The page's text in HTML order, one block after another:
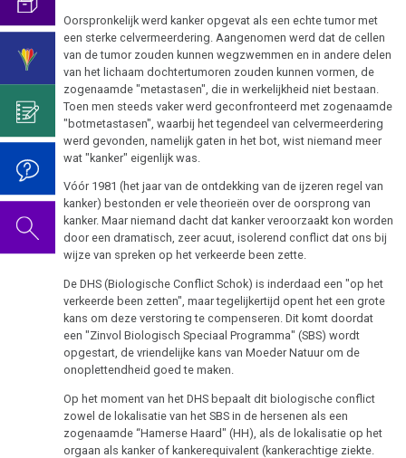
Het
onderscheid
met
psycho-
oncologie
Germanische
Heilkunde
Gedragscode
Biologische
Harmonie
biologische
natuurwetten
Biologische
natuurwet
Borstkanker
Boulimia
Darmkanker
Rectum-
Ca
Eierstok
Huidveranderingen
Neurodermatitis
Melanoom
Hersentumoren
Testiculair
carcinoom
2022
2020
2005
constructie
1994
Sanatorium
Rosenhof
video
voor
de
verjaardag
2022
Oorspronkelijk werd kanker opgevat als een echte tumor met
een sterke celvermeerdering. Aangenomen werd dat de cellen
van de tumor zouden kunnen wegzwemmen en in andere delen
van het lichaam dochtertumoren zouden kunnen vormen, de
zogenaamde "metastasen", die in werkelijkheid niet bestaan.
Toen men steeds vaker werd geconfronteerd met zogenaamde
"botmetastasen", waarbij het tegendeel van celvermeerdering
werd gevonden, namelijk gaten in het bot, wist niemand meer
wat "kanker" eigenlijk was.
Vóór 1981 (het jaar van de ontdekking van de ijzeren regel van
kanker) bestonden er vele theorieën over de oorsprong van
kanker. Maar niemand dacht dat kanker veroorzaakt kon worden
door een dramatisch, zeer acuut, isolerend conflict dat ons bij
wijze van spreken op het verkeerde been zette.
De DHS (Biologische Conflict Schok) is inderdaad een "op het
verkeerde been zetten", maar tegelijkertijd opent het een grote
kans om deze verstoring te compenseren. Dit komt doordat
een "Zinvol Biologisch Speciaal Programma" (SBS) wordt
opgestart, de vriendelijke kans van Moeder Natuur om de
onoplettendheid goed te maken.
Op het moment van het DHS bepaalt dit biologische conflict
zowel de lokalisatie van het SBS in de hersenen als een
zogenaamde “Hamerse Haard" (HH), als de lokalisatie op het
orgaan als kanker of kankerequivalent (kankerachtige ziekte.